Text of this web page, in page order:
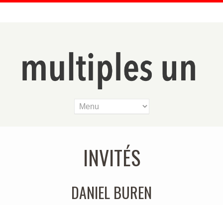
INVITÉS
DANIEL BUREN